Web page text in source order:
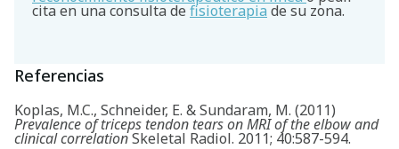
cita en una consulta de fisioterapia de su zona.
Referencias
Koplas, M.C., Schneider, E. & Sundaram, M. (2011)
Prevalence of triceps tendon tears on MRI of the elbow and
clinical correlationSkeletal Radiol. 2011; 40:587-594.